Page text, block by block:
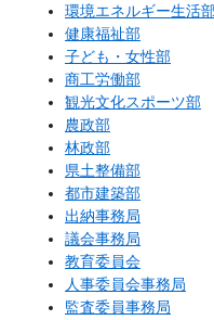
環境エネルギー生活
健康福祉部
子ども・女性部
商工労働部
観光文化スポーツ部
農政部
林政部
県土整備部
都市建築部
出納事務局
議会事務局
教育委員会
人事委員会事務局
監査委員事務局